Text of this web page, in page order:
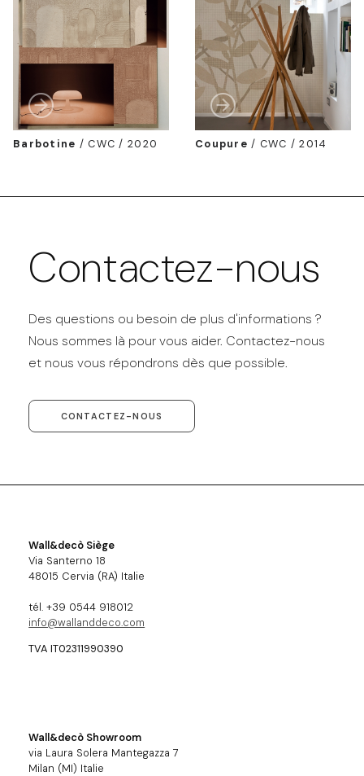
Barbotine /CWC / 2020 Coupure / CWC / 2014
Contactez-nous
Des questions ou besoin de plus d'informations ?
Nous sommes là pour vous aider. Contactez-nous
et nous vous répondrons dès que possible.
CONTACTEZ-NOUS
Wall&decò Siège
Via Santerno 18
48015 Cervia (RA) Italie
tél. +39 0544 918012
info@wallanddeco.com
TVA IT02311990390
Wall&decò Showroom
via Laura Solera Mantegazza 7
Milan (MI) Italie